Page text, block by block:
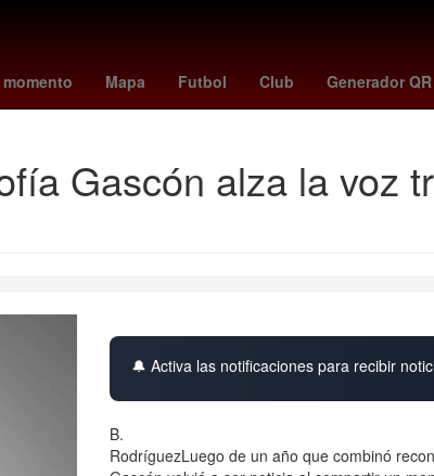
Mapa Futbol Club Generador QR
Capital Humano nicholas hoult loteria del crimen
Gascón alza la voz
🔔 Activa las notificaciones para recibir
B.
RodríguezLuego de un año que combinó